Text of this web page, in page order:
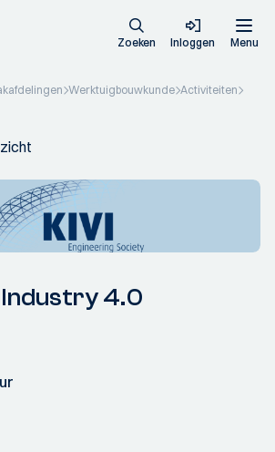
Zoeken Inloggen Menu
Werktuigbouwkunde Activiteiten
Industry 4.0